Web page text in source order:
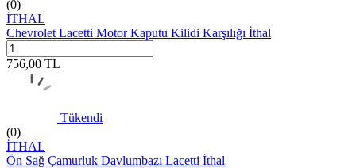
(0)
İTHAL
Chevrolet Lacetti Motor Kaputu Kilidi Karşılığı İthal
756,00 TL
Tükendi
(0)
İTHAL
Ön Sağ Çamurluk Davlumbazı Lacetti İthal